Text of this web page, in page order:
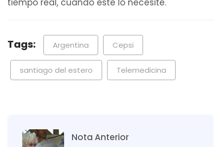
Tags: Argentina Cepsi
santiago del estero Telemedicina
Nota Anterior